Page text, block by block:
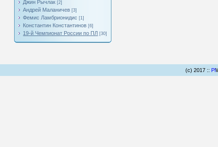
Джин Рычлак [2]
Андрей Маланичев [3]
Фемис Ламбрионидис [1]
Константин Константинов [6]
19-й Чемпионат России по ПЛ [30]
(c) 2017 :: Pl